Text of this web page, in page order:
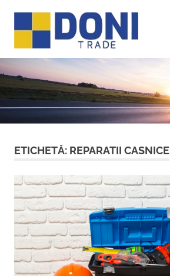
conținut
ETICHETĂ: REPARATII CASNICE